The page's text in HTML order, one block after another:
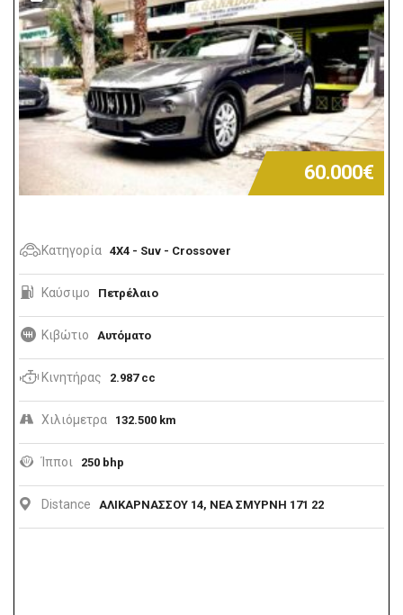
60.000€
Κατηγορία 4X4 - Suv - Crossover
Καύσιμο Πετρέλαιο
Κιβώτιο Αυτόματο
Κινητήρας 2.987 cc
Χιλιόμετρα 132.500 km
Ίπποι 250 bhp
Distance ΑΛΙΚΑΡΝΑΣΣΟΥ 14, ΝΕΑ ΣΜΥΡΝΗ 171 22